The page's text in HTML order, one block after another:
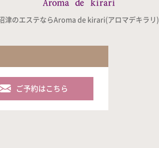
津のエステならAroma de kirari(アロマデキラリ)
ご予約はこちら